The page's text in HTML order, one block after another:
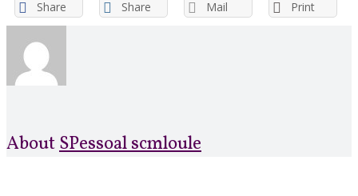
Share Share Mail Print
AboutSPessoal scmloule